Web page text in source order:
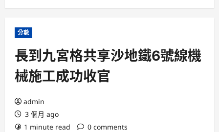
分數
長到九宮格共享沙地鐵6號線機
械施工成功收官
admin
3 個月 ago
1 minute read
0 comments